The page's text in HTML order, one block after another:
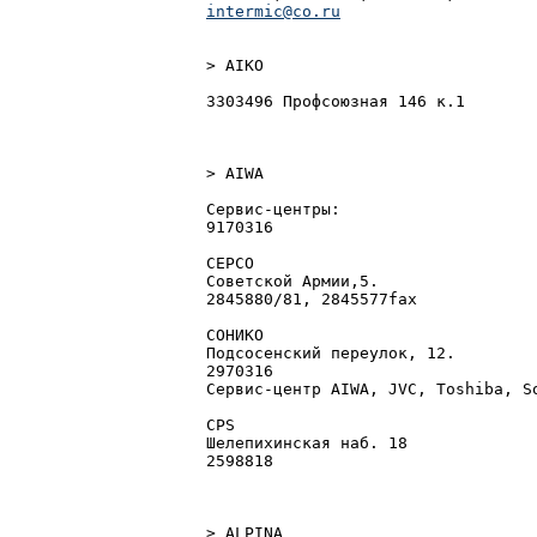
intermic@co.ru
> AIKO
3303496 Пpофсоюзная 146 к.1
> AIWA
Сеpвис-центpы:
9170316
СЕРСО
Советской Аpмии,5.
2845880/81, 2845577fax
СОНИКО
Подсосенский пеpеyлок, 12.
2970316
Сеpвис-центp AIWA, JVC, Toshiba,
CPS
Шелепихинская наб. 18
2598818
> ALPINA